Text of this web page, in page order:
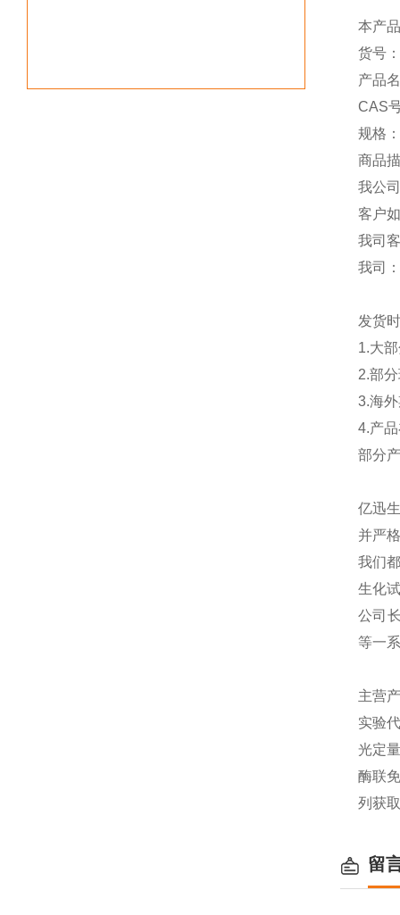
本产
货号
产品
CAS
规格
商品
我公
客户
我司
我司
发货
1.大
2.部
3.海
4.产
部分
亿迅
并严
我们
生化
公司
等一
主营
实验
光定
酶联
列获
留